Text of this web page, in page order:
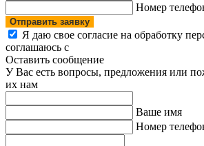
Номер
Отправить заявку
Я даю свое согласие на обработку
соглашаюсь с
Оставить сообщение
У Вас есть вопросы, предложения или
их нам
Ваше имя
Номер